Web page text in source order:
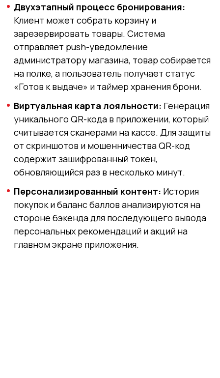
Двухэтапный процесс бронирования:
Клиент может собрать корзину и
зарезервировать товары. Система
отправляет push-уведомление
администратору магазина, товар собирается
на полке, а пользователь получает статус
«Готов к выдаче» и таймер хранения брони.
Виртуальная карта лояльности: Генерация
уникального QR-кода в приложении, который
считывается сканерами на кассе. Для защиты
от скриншотов и мошенничества QR-код
содержит зашифрованный токен,
обновляющийся раз в несколько минут.
Персонализированный контент: История
покупок и баланс баллов анализируются на
стороне бэкенда для последующего вывода
персональных рекомендаций и акций на
главном экране приложения.